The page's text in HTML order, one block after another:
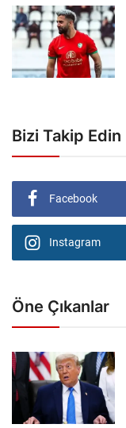
Bizi Takip Edin
Facebook
Instagram
Öne Çıkanlar